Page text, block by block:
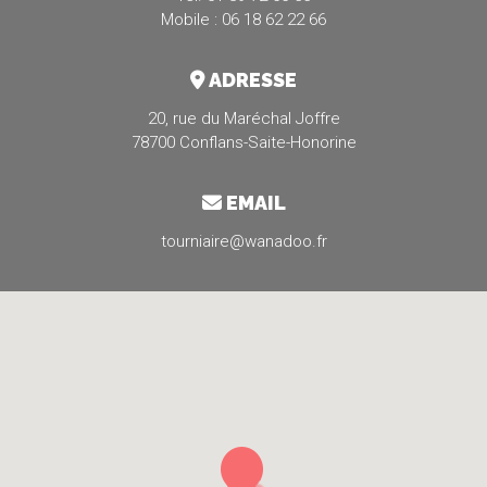
Mobile : 06 18 62 22 66
ADRESSE
20, rue du Maréchal Joffre
78700 Conflans-Saite-Honorine
EMAIL
tourniaire@wanadoo.fr